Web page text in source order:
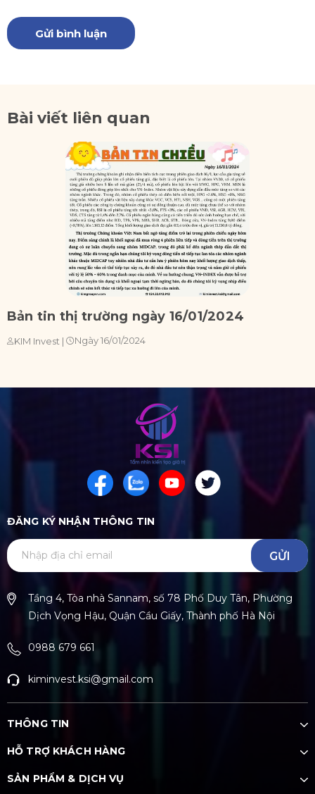
Gửi bình luận
Bài viết liên quan
Bản tin thị trường ngày 16/01/2024
KIM Invest | Ngày 16/01/2024
ĐĂNG KÝ NHẬN THÔNG TIN
GỬI
Tầng 4, Tòa nhà Sannam, số 78 Phố Duy Tân, Phường
Dịch Vọng Hậu, Quận Cầu Giấy, Thành phố Hà Nội
0988 679 661
kiminvest.ksi@gmail.com
THÔNG TIN
HỖ TRỢ KHÁCH HÀNG
SẢN PHẨM & DỊCH VỤ